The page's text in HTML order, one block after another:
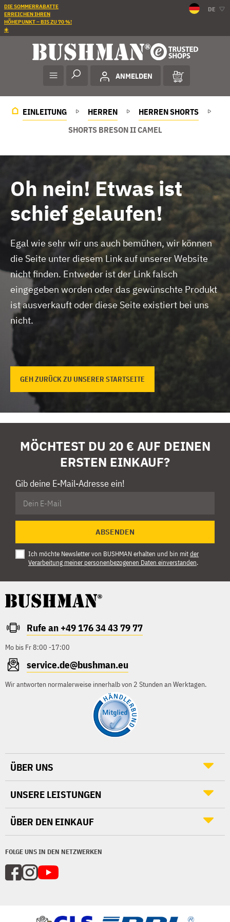
DIE SOMMERRABATTE
ERREICHEN IHREN
HÖHEPUNKT – BIS ZU 70 %!
☀️
DE
ANMELDEN
EINLEITUNG HERREN
HERREN SHORTS
SHORTS BRESON II CAMEL
Oh nein! Etwas ist
schief gelaufen!
Egal wie sehr wir uns auch bemühen, wir können
die Seite unter diesem Link auf unserer Website
nicht finden. Entweder ist der Link falsch
eingegeben worden oder das gewünschte Produkt
ist ausverkauft oder diese Seite existiert bei uns
nicht.
GEH ZURÜCK ZU UNSERER STARTSEITE
MÖCHTEST DU 20 € AUF DEINEN
ERSTEN EINKAUF?
Gib deine E-Mail-Adresse ein!
ABSENDEN
Ich möchte Newsletter von BUSHMAN erhalten und bin mitder
Verarbeitung meiner personenbezogenen Daten einverstanden.
Rufe an +49 176 34 43 79 77
Mo bis Fr 8:00 -17:00
service.de@bushman.eu
Wir antworten normalerweise innerhalb von 2 Stunden an Werktagen.
FOLGE UNS IN DEN NETZWERKEN
ÜBER UNS
UNSERE LEISTUNGEN
ÜBER DEN EINKAUF